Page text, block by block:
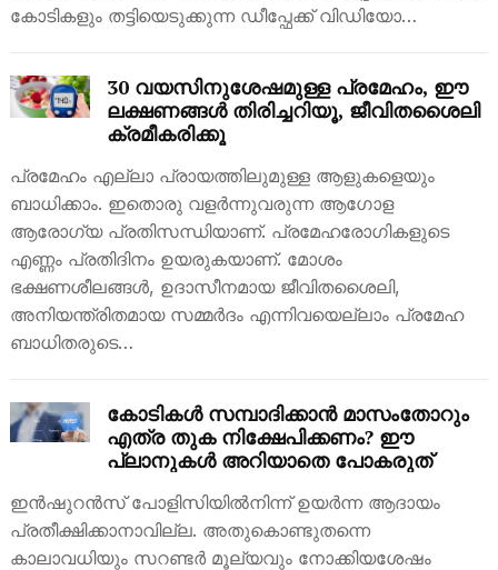
കോടികളും തട്ടിയെടുക്കുന്ന ഡീപ്ഫേക്ക് വിഡിയോ…
30 വയസിനുശേഷമുള്ള പ്രമേഹം, ഈ
ലക്ഷണങ്ങൾ തിരിച്ചറിയൂ, ജീവിതശൈലി
ക്രമീകരിക്കൂ
പ്രമേഹം എല്ലാ പ്രായത്തിലുമുള്ള ആളുകളെയും
ബാധിക്കാം. ഇതൊരു വളർന്നുവരുന്ന ആഗോള
ആരോഗ്യ പ്രതിസന്ധിയാണ്. പ്രമേഹരോഗികളുടെ
എണ്ണം പ്രതിദിനം ഉയരുകയാണ്. മോശം
ഭക്ഷണശീലങ്ങൾ, ഉദാസീനമായ ജീവിതശൈലി,
അനിയന്ത്രിതമായ സമ്മർദം എന്നിവയെല്ലാം പ്രമേഹ
ബാധിതരുടെ…
കോടികൾ സമ്പാദിക്കാൻ മാസംതോറും
എത്ര തുക നിക്ഷേപിക്കണം? ഈ
പ്ലാനുകൾ അറിയാതെ പോകരുത്
ഇൻഷുറൻസ് പോളിസിയിൽനിന്ന് ഉയർന്ന ആദായം
പ്രതീക്ഷിക്കാനാവില്ല. അതുകൊണ്ടുതന്നെ
കാലാവധിയും സറണ്ടർ മൂല്യവും നോക്കിയശേഷം